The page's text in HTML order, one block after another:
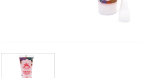
zobrazovali
obsah a
reklamu, a